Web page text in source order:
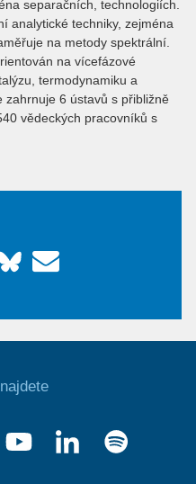
separačních, technologiích.
analytické techniky, zejména
na metody spektrální.
na vícefázové
termodynamiku a
zahrnuje 6 ústavů s přibližně
vědeckých pracovníků s